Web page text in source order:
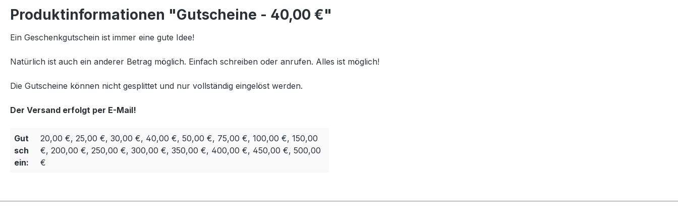
Produktinformationen "Gutscheine - 40,00 €"
Ein Geschenkgutschein ist immer eine gute Idee!
Natürlich ist auch ein anderer Betrag möglich. Einfach schreiben oder anrufen. Alles ist möglich!
Die Gutscheine können nicht gesplittet und nur vollständig eingelöst werden.
Der Versand erfolgt per E-Mail!
Gut
sch
ein:
20,00 €, 25,00 €, 30,00 €, 40,00 €, 50,00 €, 75,00 €, 100,00 €, 150,00
€, 200,00 €, 250,00 €, 300,00 €, 350,00 €, 400,00 €, 450,00 €, 500,00
€